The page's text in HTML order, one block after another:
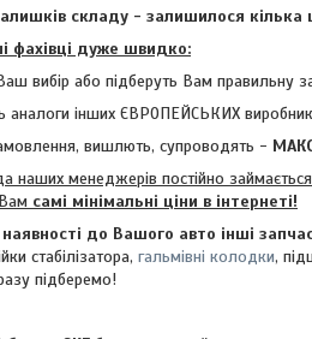
складу - залишилося кілька
фахівці дуже швидко:
вибір або підберуть Вам правильну
аналоги інших ЄВРОПЕЙСЬКИХ
вишлють, супроводять -
наших менеджерів постійно
самі мінімальні ціни в інтернеті!
до Вашого авто інші
стабілізатора, гальмівні колодки,
підберемо!